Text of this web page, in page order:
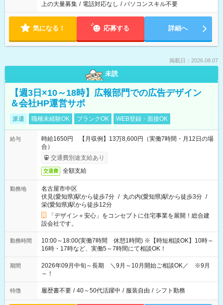
上の大量募集 / 電話対応なし / パソコンスキル不要
気になる！ 応募する 詳細へ
掲載日：2026.08.07
未読
【週3日×10～18時】広報部門での広告デザイン
＆会社HP運営サポ
派遣 職種未経験OK ブランクOK WEB登録・面接OK
給与
時給1650円 【月収例】13万8,600円（実働7時間・月12日の場
合）
交通費別途支給あり
交通費 全額支給
勤務地
名古屋市中区
伏見(愛知県)駅から徒歩7分 / 丸の内(愛知県)駅から徒歩3分 /
栄(愛知県)駅から徒歩12分
「デザイン＋安心」をコンセプトに住宅事業を展開！総合建
設会社です。
勤務時間
10:00～18:00(実働7時間 休憩1時間) ※【時短相談OK】10時～
16時・17時など、実働5～7時間にて相談OK！
期間
2026年09月中旬～長期 ＼9月～10月開始ご相談OK／ ※9月
～！
特徴 履歴書不要 / 40～50代活躍中 / 服装自由 / シフト勤務